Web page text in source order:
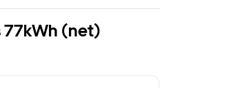
77kWh (net)